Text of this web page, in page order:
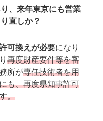
、来年東京にも営業
直しか？
可換えが必要になり
再度財産要件等を審
所が専任技術者を用
も、再度県知事許可
。